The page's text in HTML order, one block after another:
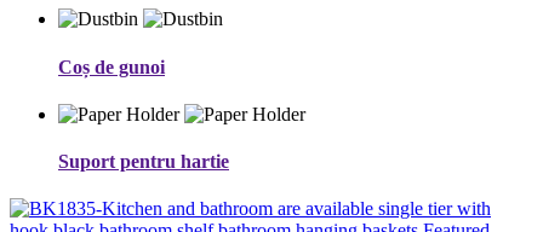
Coș de gunoi
Suport pentru hartie